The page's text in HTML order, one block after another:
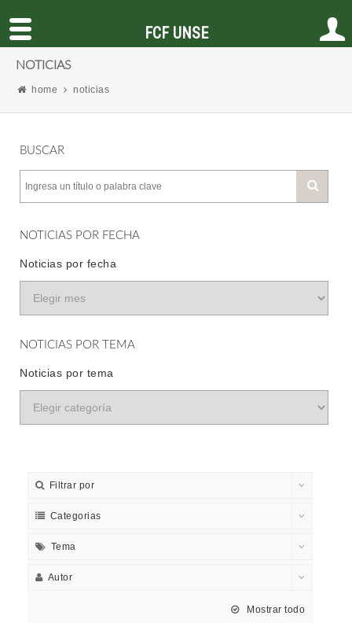
NOTICIAS
home noticias
BUSCAR
NOTICIAS POR FECHA
Noticias por fecha
NOTICIAS POR TEMA
Noticias por tema
Filtrar por
Categorias
Tema
Autor
Mostrar todo
FCF UNSE